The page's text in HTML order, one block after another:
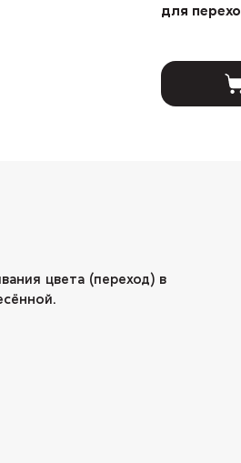
для
цвета (переход) в